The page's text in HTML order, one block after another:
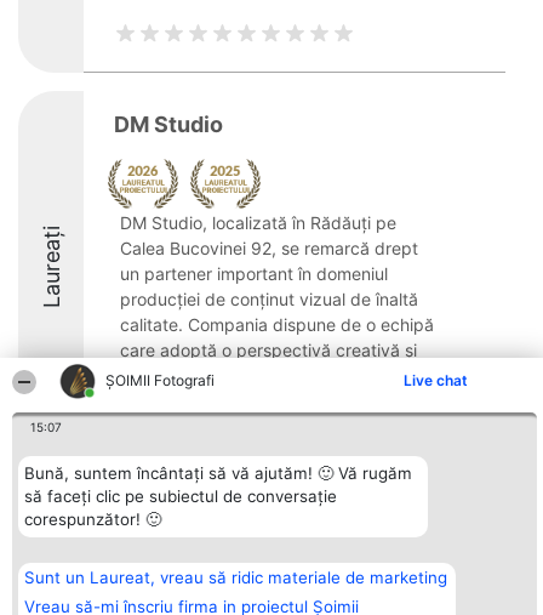
ȘOIMII Fotografi Live chat
15:07
Bună, suntem încântați să vă ajutăm! 🙂 Vă rugăm
să faceți clic pe subiectul de conversație
corespunzător! 🙂
Sunt un Laureat, vreau să ridic materiale de marketing
Vreau să-mi înscriu firma in proiectul Șoimii
Laureați
DM Studio
DM Studio, localizată în Rădăuți pe
Calea Bucovinei 92, se remarcă drept
un partener important în domeniul
producției de conținut vizual de înaltă
calitate. Compania dispune de o echipă
care adoptă o perspectivă creativă și
manifestă profesionalism ...
8.3
Organizator Ranking
BRIGHT SOLUTIONS BR SRL
Aleea Timisul De Sus 2 Bl. A30
Sc. A Et. 4 Ap. 13 Cod 061952
București
Plebiscyt
Lista Tuturor
Laureaților
Reguli